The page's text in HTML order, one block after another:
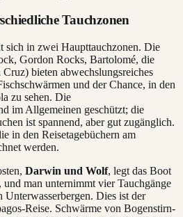
Tauchzonen
sich in zwei Haupttauchzonen. Die
Gordon Rocks, Bartolomé, die
bieten abwechslungsreiches
und der Chance, in den
zu sehen. Die
im Allgemeinen geschützt; die
ist spannend, aber gut zugänglich.
in den Reisetagebüchern am
werden.
Darwin und Wolf, legt das Boot
man unternimmt vier Tauchgänge
Unterwasserbergen. Dies ist der
Reise. Schwärme von Bogenstirn-